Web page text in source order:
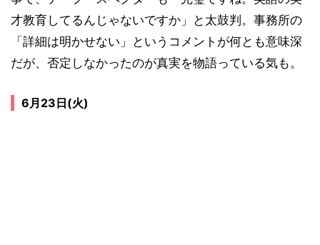
才教育してるんじゃないですか」と太鼓判。事務所の
「詳細は明かせない」というコメントが何とも意味深
だが、否定しなかったのが真実を物語っている気も。
6月23日(火)